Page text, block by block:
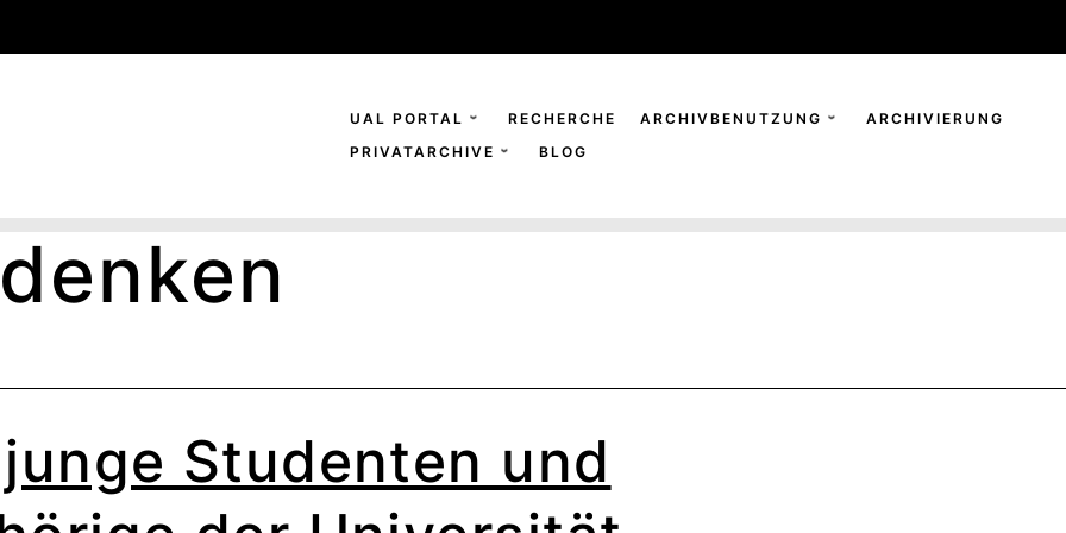
UAL PORTAL RECHERCHE ARCHIVBENUTZUNG
ARCHIVIERUNG
PRIVATARCHIVE
BLOG
Studenten und